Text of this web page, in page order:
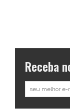
Receba